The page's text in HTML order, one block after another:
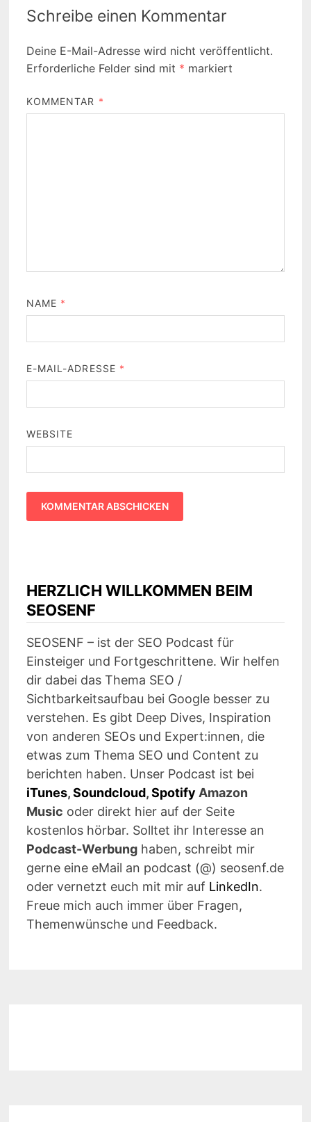
Schreibe einen Kommentar
Deine E-Mail-Adresse wird nicht veröffentlicht.
Erforderliche Felder sind mit * markiert
KOMMENTAR *
NAME *
E-MAIL-ADRESSE *
WEBSITE
HERZLICH WILLKOMMEN BEIM
SEOSENF
SEOSENF – ist der SEO Podcast für
Einsteiger und Fortgeschrittene. Wir helfen
dir dabei das Thema SEO /
Sichtbarkeitsaufbau bei Google besser zu
verstehen. Es gibt Deep Dives, Inspiration
von anderen SEOs und Expert:innen, die
etwas zum Thema SEO und Content zu
berichten haben. Unser Podcast ist bei
iTunes,Soundcloud,Spotify Amazon
Music oder direkt hier auf der Seite
kostenlos hörbar. Solltet ihr Interesse an
Podcast-Werbunghaben, schreibt mir
gerne eine eMail an podcast (@) seosenf.de
oder vernetzt euch mit mir auf LinkedIn.
Freue mich auch immer über Fragen,
Themenwünsche und Feedback.